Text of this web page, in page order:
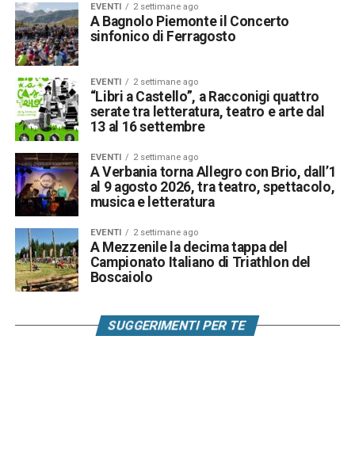
EVENTI 2 settimane ago
A Bagnolo Piemonte il Concerto
sinfonico di Ferragosto
EVENTI 2 settimane ago
“Libri a Castello”, a Racconigi quattro
serate tra letteratura, teatro e arte dal
13 al 16 settembre
EVENTI 2 settimane ago
A Verbania torna Allegro con Brio, dall’1
al 9 agosto 2026, tra teatro, spettacolo,
musica e letteratura
EVENTI 2 settimane ago
A Mezzenile la decima tappa del
Campionato Italiano di Triathlon del
Boscaiolo
SUGGERIMENTI PER TE